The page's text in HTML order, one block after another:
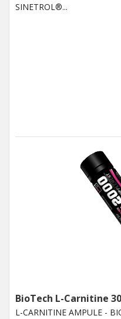
SINETROL®...
BioTech L-Carnitine
L-CARNITINE AMPULE -